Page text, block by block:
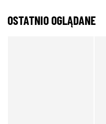
OSTATNIO OGLĄDANE